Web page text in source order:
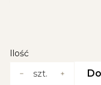
Ilość
szt.